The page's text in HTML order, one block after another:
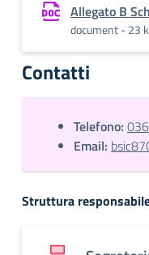
Allegato B
document - 23
Contatti
Telefono:
Email:
Struttura